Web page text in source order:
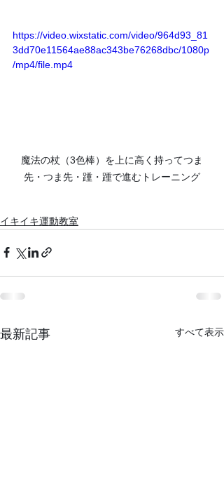
https://video.wixstatic.com/video/964d93_81
3dd70e11564ae88ac343be76268dbc/1080p
/mp4/file.mp4
魔法の杖（3色棒）を上に高く持ってつま
先・つま先・踵・踵で進むトレーニング
イキイキ運動教室
最新記事 すべて表示